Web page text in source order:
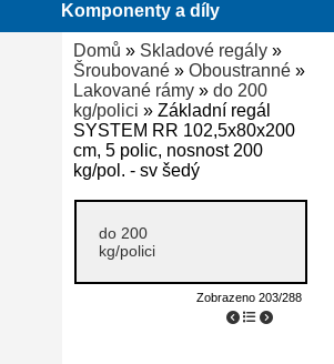
Komponenty a díly
Domů » Skladové regály»
Šroubované» Oboustranné»
Lakované rámy» do 200
kg/polici » Základní regál
SYSTEM RR 102,5x80x200
cm, 5 polic, nosnost 200
kg/pol. - sv šedý
do 200
kg/polici
Zobrazeno 203/288